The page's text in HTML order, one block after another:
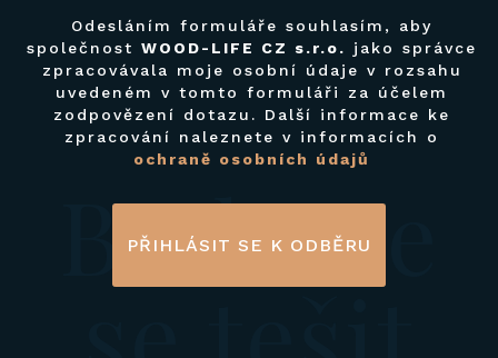
Budeme
Odesláním formuláře souhlasím, aby
společnost WOOD-LIFE CZ s.r.o.
jako správce
zpracovávala moje osobní údaje v rozsahu
uvedeném v tomto formuláři za účelem
zodpovězení dotazu. Další informace ke
zpracování naleznete v informacích o
ochraně osobních údajů
PŘIHLÁSIT SE K ODBĚRU